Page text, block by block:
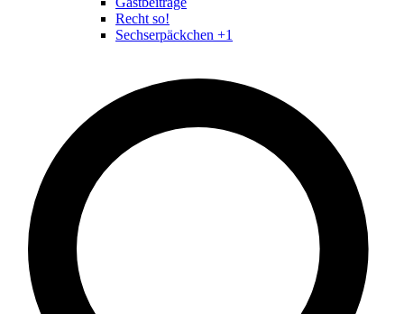
Recht so!
Sechserpäckchen +1